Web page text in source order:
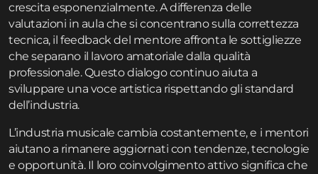
crescita esponenzialmente. A differenza delle
valutazioni in aula che si concentrano sulla correttezza
tecnica, il feedback del mentore affronta le sottigliezze
che separano il lavoro amatoriale dalla qualità
professionale. Questo dialogo continuo aiuta a
sviluppare una voce artistica rispettando gli standard
dell’industria.
L’industria musicale cambia costantemente, e i mentori
aiutano a rimanere aggiornati con tendenze, tecnologie
e opportunità. Il loro coinvolgimento attivo significa che